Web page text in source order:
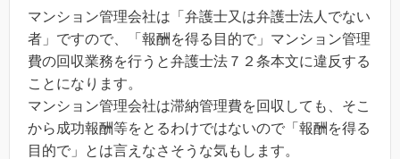
マンション管理会社は「弁護士又は弁護士法人でない
者」ですので、「報酬を得る目的で」マンション管理
費の回収業務を行うと弁護士法７２条本文に違反する
ことになります。
マンション管理会社は滞納管理費を回収しても、そこ
から成功報酬等をとるわけではないので「報酬を得る
目的で」とは言えなさそうな気もします。